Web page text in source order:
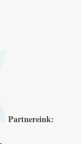
Partnereink: